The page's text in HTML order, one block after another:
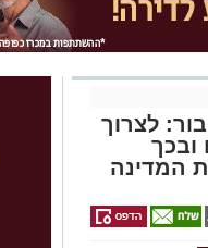
לצרוך
ובכך
המדינה